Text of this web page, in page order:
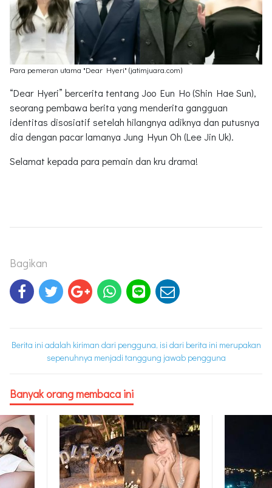
Para pemeran utama "Dear Hyeri" (jatimjuara.com)
“Dear Hyeri” bercerita tentang Joo Eun Ho (Shin Hae Sun),
seorang pembawa berita yang menderita gangguan
identitas disosiatif setelah hilangnya adiknya dan putusnya
dia dengan pacar lamanya Jung Hyun Oh (Lee Jin Uk).
Selamat kepada para pemain dan kru drama!
Bagikan
Berita ini adalah kiriman dari pengguna, isi dari berita ini merupakan
sepenuhnya menjadi tanggung jawab pengguna
Banyak orang membaca ini